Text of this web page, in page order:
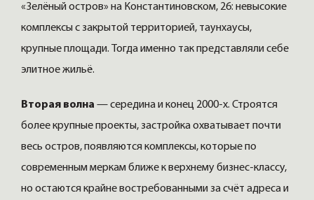
«Зелёный остров» на Константиновском, 26: невысокие
комплексы с закрытой территорией, таунхаусы,
крупные площади. Тогда именно так представляли себе
элитное жильё.
Вторая волна — середина и конец 2000-х. Строятся
более крупные проекты, застройка охватывает почти
весь остров, появляются комплексы, которые по
современным меркам ближе к верхнему бизнес-классу,
но остаются крайне востребованными за счёт адреса и